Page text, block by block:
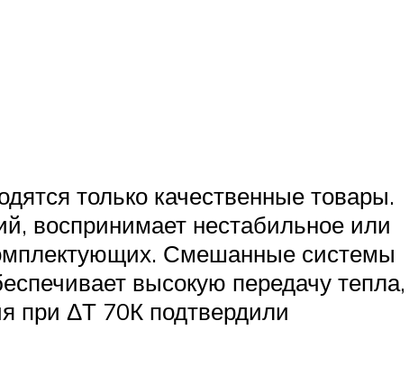
только качественные товары.
воспринимает нестабильное или
Смешанные системы
высокую передачу тепла,
при ΔТ 70К подтвердили